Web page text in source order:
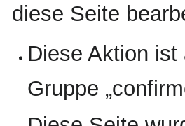
diese Seite
Diese Aktion
Gruppe